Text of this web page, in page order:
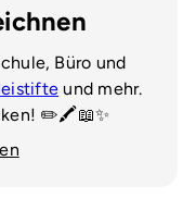
Büro und
und mehr.
✏️🖍️📖✨